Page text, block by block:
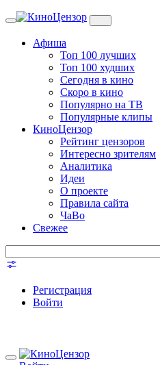
Toggle
Афиша
Топ 100 лучших
Топ 100 худших
Сегодня в кино
Скоро в кино
Популярно на ТВ
Популярные клипы
КиноЦензор
Рейтинг цензоров
Интересно зрителям
Аналитика
Идеи
О проекте
Правила сайта
ЧаВо
Свежее
Регистрация
Войти